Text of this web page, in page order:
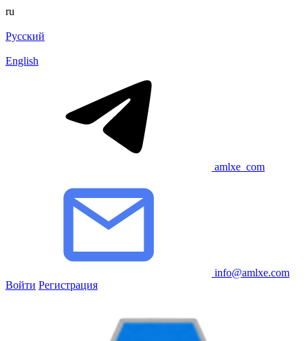
ru
Русский
English
amlxe_com
info@amlxe.com
Войти Регистрация